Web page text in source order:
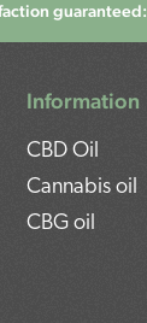
guaranteed:
Information
CBD Oil
Cannabis oil
CBG oil